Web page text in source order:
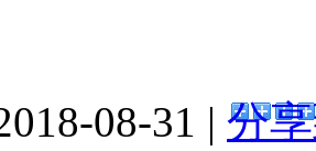
08-31 | 分